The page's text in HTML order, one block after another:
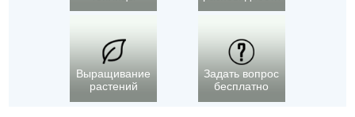
Выращивание
растений
Задать вопрос
бесплатно